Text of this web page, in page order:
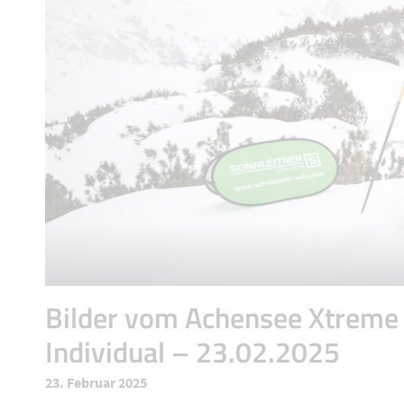
Bilder vom Achensee Xtreme
Individual – 23.02.2025
23. Februar 2025